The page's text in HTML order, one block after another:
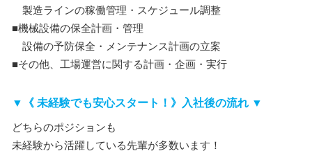
製造ラインの稼働管理・スケジュール調整
■機械設備の保全計画・管理
設備の予防保全・メンテナンス計画の立案
■その他、工場運営に関する計画・企画・実行
▼《 未経験でも安心スタート！》入社後の流れ ▼
どちらのポジションも
未経験から活躍している先輩が多数います！